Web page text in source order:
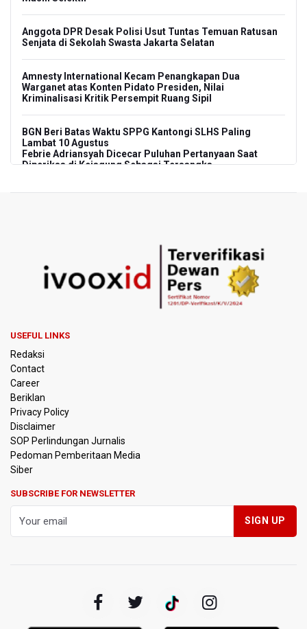
Anggota DPR Desak Polisi Usut Tuntas Temuan Ratusan
Senjata di Sekolah Swasta Jakarta Selatan
Amnesty International Kecam Penangkapan Dua
Warganet atas Konten Pidato Presiden, Nilai
Kriminalisasi Kritik Persempit Ruang Sipil
BGN Beri Batas Waktu SPPG Kantongi SLHS Paling
Lambat 10 Agustus
Febrie Adriansyah Dicecar Puluhan Pertanyaan Saat
Diperiksa di Kejagung Sebagai Tersangka
SEA V Cup 2026: Timnas Voli Putri Indonesia Menang
Lawan Vietnam 3-2
Kebakaran Landa Gedung Bapenda DKI Jakarta
PSSI Evaluasi TImnas Indonesia Setelah Gagal Tembus
Ditahan Imbang Singapura 1-1
Pemerintah Matangkan Rencana Pembaruan Buku Ajar
Nasional
Pendakian Gunung Gede Pangrango Ditutup karena
Indonesia
USEFUL LINKS
Redaksi
Contact
Career
Beriklan
Privacy Policy
Disclaimer
SOP Perlindungan Jurnalis
Pedoman Pemberitaan Media
Siber
SUBSCRIBE FOR NEWSLETTER